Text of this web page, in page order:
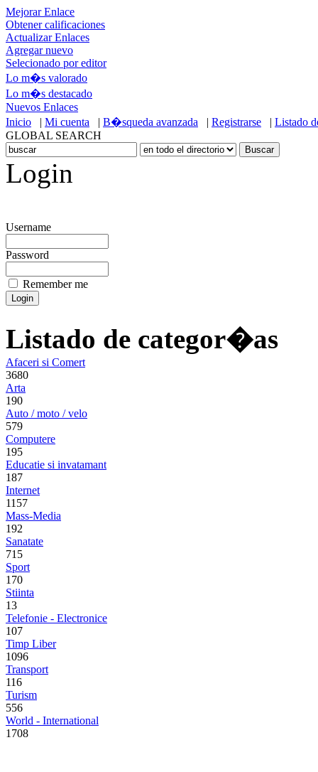
Mejorar Enlace
Obtener calificaciones
Actualizar Enlaces
Agregar nuevo
Selecionado por editor
Lo m�s valorado
Lo m�s destacado
Nuevos Enlaces
Inicio | Mi cuenta | B�squeda avanzada | Registrarse | Listado
GLOBAL SEARCH
Login
Username
Password
Remember me
Listado de categor�as
Afaceri si Comert
3680
Arta
190
Auto / moto / velo
579
Computere
195
Educatie si invatamant
187
Internet
1157
Mass-Media
192
Sanatate
715
Sport
170
Stiinta
13
Telefonie - Electronice
107
Timp Liber
1096
Transport
116
Turism
556
World - International
1708